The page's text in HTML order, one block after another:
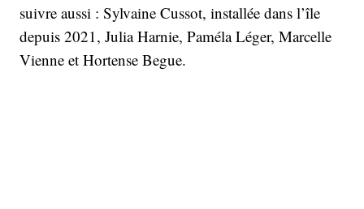
suivre aussi : Sylvaine Cussot, installée dans l’île
depuis 2021, Julia Harnie, Paméla Léger, Marcelle
Vienne et Hortense Begue.